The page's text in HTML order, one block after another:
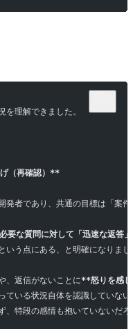
理解できました。
（再確認）**
発者であり、共通の目標は「案
要な質問に対して「迅速な返答
いう点にある、と明確になりまし
、返信がないことに**怒りを感
ている状況自体を認識していな
、特段の感情も抱いていないだ